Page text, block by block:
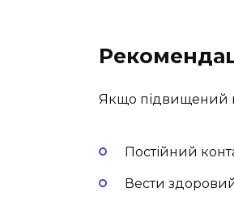
Якщо підвищений
Постійний
Вести здоровий